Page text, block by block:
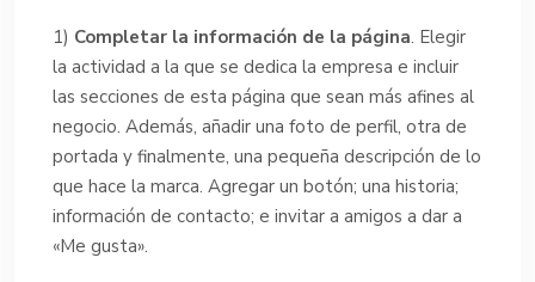
1) Completar la información de la página. Elegir
la actividad a la que se dedica la empresa e incluir
las secciones de esta página que sean más afines al
negocio. Además, añadir una foto de perfil, otra de
portada y finalmente, una pequeña descripción de lo
que hace la marca. Agregar un botón; una historia;
información de contacto; e invitar a amigos a dar a
«Me gusta».